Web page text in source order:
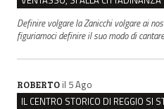
Definire volgare la Zanicchi volgare ai
figuriamoci definire il suo modo di
ROBERTO il 5 Ago